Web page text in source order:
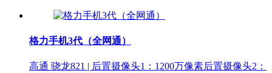
格力手机3代（全网通）
高通 骁龙821 | 后置摄像头1：1200万像素后置摄像头2：